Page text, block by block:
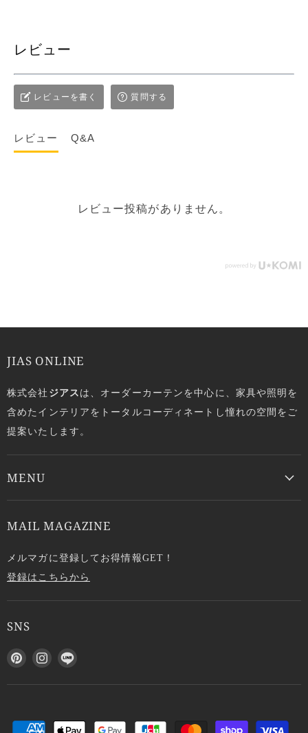
レビュー
レビューを書く 質問する
レビュー Q&A
レビュー投稿がありません。
JIAS ONLINE
株式会社 ジアスは、オーダーカーテンを中心に、家具や照明を
含めたインテリアをトータルコーディネートし憧れの空間をご
提案いたします。
MENU
MAIL MAGAZINE
メルマガに登録してお得情報GET！
登録はこちらから
SNS
P
n
I
s
L
N